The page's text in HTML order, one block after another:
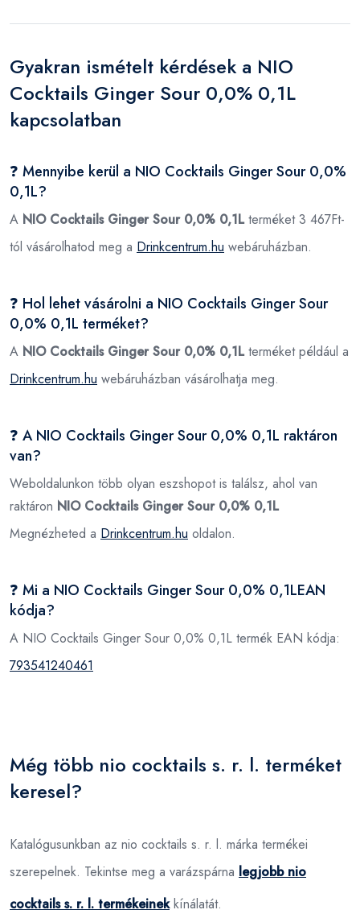
Gyakran ismételt kérdések a NIO
Cocktails Ginger Sour 0,0% 0,1L
kapcsolatban
❓ Mennyibe kerül a NIO Cocktails Ginger Sour 0,0%
0,1L?
A NIO Cocktails Ginger Sour 0,0% 0,1Lterméket 3 467Ft-
tól vásárolhatod meg a Drinkcentrum.hu webáruházban.
❓ Hol lehet vásárolni a NIO Cocktails Ginger Sour
0,0% 0,1L terméket?
A NIO Cocktails Ginger Sour 0,0% 0,1Lterméket például a
Drinkcentrum.hu webáruházban vásárolhatja meg.
❓ A NIO Cocktails Ginger Sour 0,0% 0,1L raktáron
van?
Weboldalunkon több olyan eszshopot is találsz, ahol van
raktáron NIO Cocktails Ginger Sour 0,0% 0,1L
Megnézheted a Drinkcentrum.hu oldalon.
❓ Mi a NIO Cocktails Ginger Sour 0,0% 0,1LEAN
kódja?
A NIO Cocktails Ginger Sour 0,0% 0,1L termék EAN kódja:
793541240461
Még több nio cocktails s. r. l. terméket
keresel?
Katalógusunkban az nio cocktails s. r. l. márka termékei
szerepelnek. Tekintse meg a varázspárna legjobb nio
cocktails s. r. l. termékeinekkínálatát.